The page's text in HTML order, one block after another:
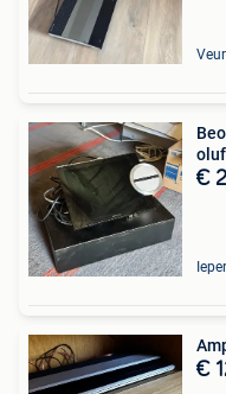
€
Ieper
€